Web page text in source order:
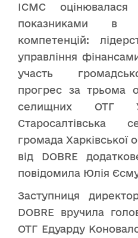
ІСМС
показниками в
компетенцій:
управління
участь
прогрес за трьома
селищних ОТГ
Старосалтівська
громада Харківської
від DOBRE
повідомила Юлія
Заступниця
DOBRE вручила
ОТГ Едуарду